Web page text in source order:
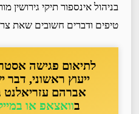
טיפים ודברים חשובים שאת
לתיאום פגישה
ייעוץ ראשוני, דבר
אברהם עזריאלנט
בוואצאפ או